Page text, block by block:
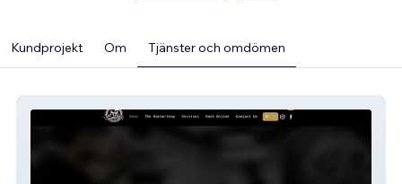
Kundprojekt Om Tjänster och omdömen